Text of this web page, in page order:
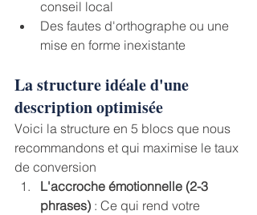
conseil local
﻿﻿Des fautes d'orthographe ou une
mise en forme inexistante
La structure idéale d'une
description optimisée
Voici la structure en 5 blocs que nous
recommandons et qui maximise le taux
de conversion
L'accroche émotionnelle (2-3
phrases) : Ce qui rend votre